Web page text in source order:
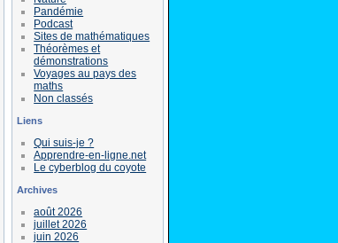
Pandémie
Podcast
Sites de mathématiques
Théorèmes et
démonstrations
Voyages au pays des
maths
Non classés
Liens
Qui suis-je ?
Apprendre-en-ligne.net
Le cyberblog du coyote
Archives
août 2026
juillet 2026
juin 2026